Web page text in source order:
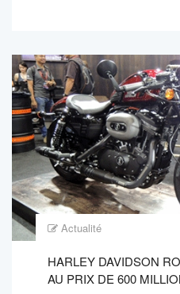
Actualité
HARLEY DAVIDSON
AU PRIX DE 600